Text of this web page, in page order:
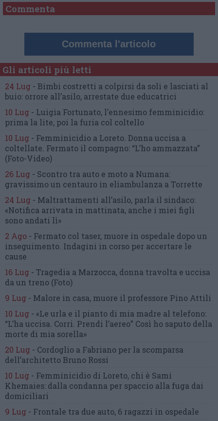
Commenta
Commenta l'articolo
Gli articoli più letti
24 Lug - Bimbi costretti a colpirsi da soli e lasciati al
buio: orrore all’asilo, arrestate due educatrici
10 Lug - Luigia Fortunato, l’ennesimo femminicidio:
prima la lite, poi la furia col coltello
10 Lug - Femminicidio a Loreto. Donna uccisa a
coltellate. Fermato il compagno: “L’ho ammazzata”
(Foto-Video)
26 Lug - Scontro tra auto e moto a Numana:
gravissimo un centauro in eliambulanza a Torrette
24 Lug - Maltrattamenti all’asilo, parla il sindaco:
«Notifica arrivata in mattinata, anche i miei figli
sono andati lì»
2 Ago - Fermato col taser, muore in ospedale dopo un
inseguimento. Indagini in corso per accertare le
cause
16 Lug - Tragedia a Marzocca, donna travolta e uccisa
da un treno (Foto)
9 Lug - Malore in casa, muore il professore Pino Attili
10 Lug - «Le urla e il pianto di mia madre al telefono:
“L’ha uccisa. Corri. Prendi l’aereo” Così ho saputo della
morte di mia sorella»
20 Lug - Cordoglio a Fabriano per la scomparsa
dell’architetto Bruno Rossi
10 Lug - Femminicidio di Loreto, chi è Sami
Khemaies: dalla condanna per spaccio alla fuga dai
domiciliari
9 Lug - Frontale tra due auto, 6 ragazzi in ospedale